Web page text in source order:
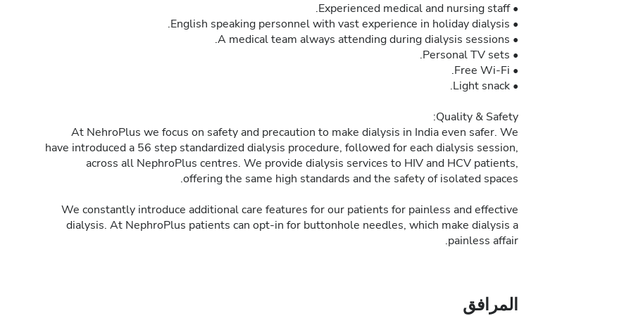
• Experienced medical and nursing staff.
• English speaking personnel with vast experience in holiday dialysis.
• A medical team always attending during dialysis sessions.
• Personal TV sets.
• Free Wi-Fi.
• Light snack.
Quality & Safety:
At NehroPlus we focus on safety and precaution to make dialysis in India even safer. We
have introduced a 56 step standardized dialysis procedure, followed for each dialysis session,
across all NephroPlus centres. We provide dialysis services to HIV and HCV patients,
offering the same high standards and the safety of isolated spaces.
We constantly introduce additional care features for our patients for painless and effective
dialysis. At NephroPlus patients can opt-in for buttonhole needles, which make dialysis a
painless affair.
المرافق